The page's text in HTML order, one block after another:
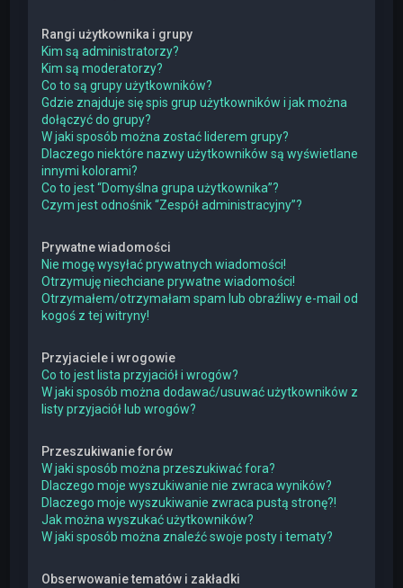
Rangi użytkownika i grupy
Kim są administratorzy?
Kim są moderatorzy?
Co to są grupy użytkowników?
Gdzie znajduje się spis grup użytkowników i jak można
dołączyć do grupy?
W jaki sposób można zostać liderem grupy?
Dlaczego niektóre nazwy użytkowników są wyświetlane
innymi kolorami?
Co to jest “Domyślna grupa użytkownika”?
Czym jest odnośnik “Zespół administracyjny”?
Prywatne wiadomości
Nie mogę wysyłać prywatnych wiadomości!
Otrzymuję niechciane prywatne wiadomości!
Otrzymałem/otrzymałam spam lub obraźliwy e-mail od
kogoś z tej witryny!
Przyjaciele i wrogowie
Co to jest lista przyjaciół i wrogów?
W jaki sposób można dodawać/usuwać użytkowników z
listy przyjaciół lub wrogów?
Przeszukiwanie forów
W jaki sposób można przeszukiwać fora?
Dlaczego moje wyszukiwanie nie zwraca wyników?
Dlaczego moje wyszukiwanie zwraca pustą stronę?!
Jak można wyszukać użytkowników?
W jaki sposób można znaleźć swoje posty i tematy?
Obserwowanie tematów i zakładki